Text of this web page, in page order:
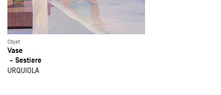
Objet
Vase
Sestiere
URQUIOLA